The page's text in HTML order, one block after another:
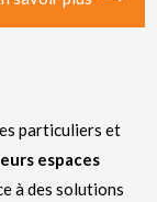
particuliers et
espaces
à des solutions